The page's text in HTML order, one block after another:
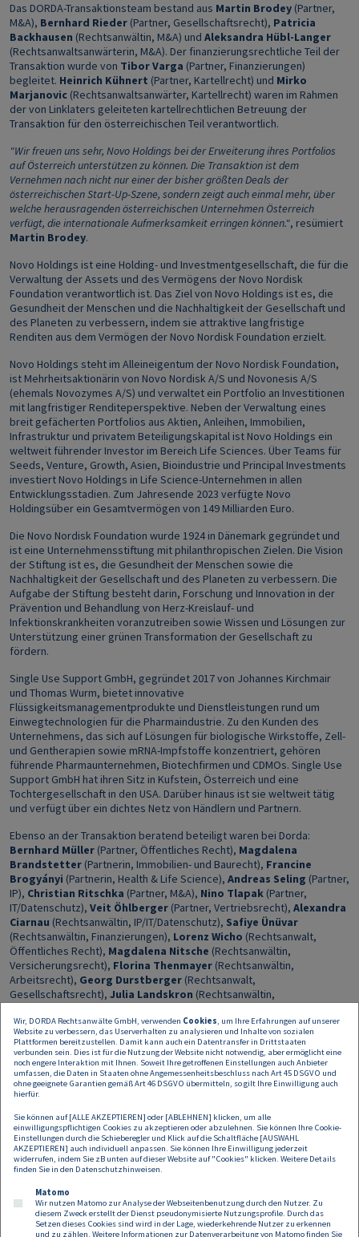
Das DORDA-Transaktionsteam bestand aus Martin Brodey (Partner,
M&A), Bernhard Rieder (Partner, Gesellschaftsrecht), Patricia
Backhausen (Rechtsanwältin, M&A) und Aleksandra Hübl-Langer
(Rechtsanwaltsanwärterin, M&A). Der finanzierungsrechtliche Teil der
Transaktion wurde von Tibor Varga (Partner, Finanzierungen)
begleitet. Heinrich Kühnert (Partner, Kartellrecht) und Mirko
Marjanovic (Rechtsanwaltsanwärter, Kartellrecht) waren im Rahmen
der von Linklaters geleiteten kartellrechtlichen Betreuung der
Transaktion für den österreichischen Teil verantwortlich.
"Wir freuen uns sehr, Novo Holdings bei der Erweiterung ihres Portfolios
auf Österreich unterstützen zu können. Die Transaktion ist dem
Vernehmen nach nicht nur einer der bisher größten Deals der
österreichischen Start-Up-Szene, sondern zeigt auch einmal mehr, über
welche herausragenden österreichischen Unternehmen Österreich
verfügt, die internationale Aufmerksamkeit erringen können.", resümiert
Martin Brodey.
Novo Holdings ist eine Holding- und Investmentgesellschaft, die für die
Verwaltung der Assets und des Vermögens der Novo Nordisk
Foundation verantwortlich ist. Das Ziel von Novo Holdings ist es, die
Gesundheit der Menschen und die Nachhaltigkeit der Gesellschaft und
des Planeten zu verbessern, indem sie attraktive langfristige
Renditen aus dem Vermögen der Novo Nordisk Foundation erzielt.
Novo Holdings steht im Alleineigentum der Novo Nordisk Foundation,
ist Mehrheitsaktionärin von Novo Nordisk A/S und Novonesis A/S
(ehemals Novozymes A/S) und verwaltet ein Portfolio an Investitionen
mit langfristiger Renditeperspektive. Neben der Verwaltung eines
breit gefächerten Portfolios aus Aktien, Anleihen, Immobilien,
Infrastruktur und privatem Beteiligungskapital ist Novo Holdings ein
weltweit führender Investor im Bereich Life Sciences. Über Teams für
Seeds, Venture, Growth, Asien, Bioindustrie und Principal Investments
investiert Novo Holdings in Life Science-Unternehmen in allen
Entwicklungsstadien. Zum Jahresende 2023 verfügte Novo
Holdingsüber ein Gesamtvermögen von 149 Milliarden Euro.
Die Novo Nordisk Foundation wurde 1924 in Dänemark gegründet und
ist eine Unternehmensstiftung mit philanthropischen Zielen. Die Vision
der Stiftung ist es, die Gesundheit der Menschen sowie die
Nachhaltigkeit der Gesellschaft und des Planeten zu verbessern. Die
Aufgabe der Stiftung besteht darin, Forschung und Innovation in der
Prävention und Behandlung von Herz-Kreislauf- und
Infektionskrankheiten voranzutreiben sowie Wissen und Lösungen zur
Unterstützung einer grünen Transformation der Gesellschaft zu
fördern.
Single Use Support GmbH, gegründet 2017 von Johannes Kirchmair
und Thomas Wurm, bietet innovative
Flüssigkeitsmanagementprodukte und Dienstleistungen rund um
Einwegtechnologien für die Pharmaindustrie. Zu den Kunden des
Unternehmens, das sich auf Lösungen für biologische Wirkstoffe, Zell-
und Gentherapien sowie mRNA-Impfstoffe konzentriert, gehören
führende Pharmaunternehmen, Biotechfirmen und CDMOs. Single Use
Support GmbH hat ihren Sitz in Kufstein, Österreich und eine
Tochtergesellschaft in den USA. Darüber hinaus ist sie weltweit tätig
und verfügt über ein dichtes Netz von Händlern und Partnern.
Ebenso an der Transaktion beratend beteiligt waren bei Dorda:
Bernhard Müller (Partner, Öffentliches Recht), Magdalena
Brandstetter (Partnerin, Immobilien- und Baurecht), Francine
Brogyányi (Partnerin, Health & Life Science), Andreas Seling (Partner,
IP), Christian Ritschka (Partner, M&A), Nino Tlapak (Partner,
IT/Datenschutz), Veit Öhlberger (Partner, Vertriebsrecht), Alexandra
Ciarnau (Rechtsanwältin, IP/IT/Datenschutz), Safiye Ünüvar
(Rechtsanwältin, Finanzierungen), Lorenz Wicho (Rechtsanwalt,
Öffentliches Recht), Magdalena Nitsche (Rechtsanwältin,
Versicherungsrecht), Florina Thenmayer (Rechtsanwältin,
Arbeitsrecht), Georg Durstberger (Rechtsanwalt,
Gesellschaftsrecht), Julia Landskron (Rechtsanwältin,
Gesellschaftsrecht),Stefanie Dirnbauer(Rechtsanwaltsanwärterin,
IP/IT/Datenschutz),Valentina Possegger(Rechtsanwaltsanwärterin,
Arbeitsrecht),Philipp Proske(Rechtsanwaltsanwärter, Immobilien-
und Baurecht),Noah Hofer(Rechtsanwaltsanwärter, Öffentliches
Recht),Sarah Gruber(Rechtsanwaltsanwärterin, Versicherungen),
Laura Colloredo-Mannsfeld
Silvia Hanschur(Rechtsanwaltsanwärterin, IP/IT/Datenschutz).
Auf der Verkäuferseite wurden Danaher von Kirkland & Ellis LLP und
Binder Grösswang und die Gründer von E+H beraten.
Wir, DORDA Rechtsanwälte GmbH, verwenden Cookies, um Ihre Erfahrungen auf unserer
Website zu verbessern, das Userverhalten zu analysieren und Inhalte von sozialen
Plattformen bereitzustellen. Damit kann auch ein Datentransfer in Drittstaaten
verbunden sein. Dies ist für die Nutzung der Website nicht notwendig, aber ermöglicht eine
noch engere Interaktion mit Ihnen. Soweit Ihre getroffenen Einstellungen auch Anbieter
umfassen, die Daten in Staaten ohne Angemessenheitsbeschluss nach Art 45 DSGVO und
ohne geeignete Garantien gemäß Art 46 DSGVO übermitteln, so gilt Ihre Einwilligung auch
hierfür.
Sie können auf [ALLE AKZEPTIEREN] oder [ABLEHNEN] klicken, um alle
einwilligungspflichtigen Cookies zu akzeptieren oder abzulehnen. Sie können Ihre Cookie-
Einstellungen durch die Schieberegler und Klick auf die Schaltfläche [AUSWAHL
AKZEPTIEREN] auch individuell anpassen. Sie können Ihre Einwilligung jederzeit
widerrufen, indem Sie zB unten auf dieser Website auf "Cookies" klicken. Weitere Details
finden Sie in den Datenschutzhinweisen.
Matomo
Wir nutzen Matomo zur Analyse der Webseitenbenutzung durch den Nutzer. Zu
diesem Zweck erstellt der Dienst pseudonymisierte Nutzungsprofile. Durch das
Setzen dieses Cookies sind wird in der Lage, wiederkehrende Nutzer zu erkennen
und zu zählen. Weitere Informationen zur Datenverarbeitung von Matomo finden Sie